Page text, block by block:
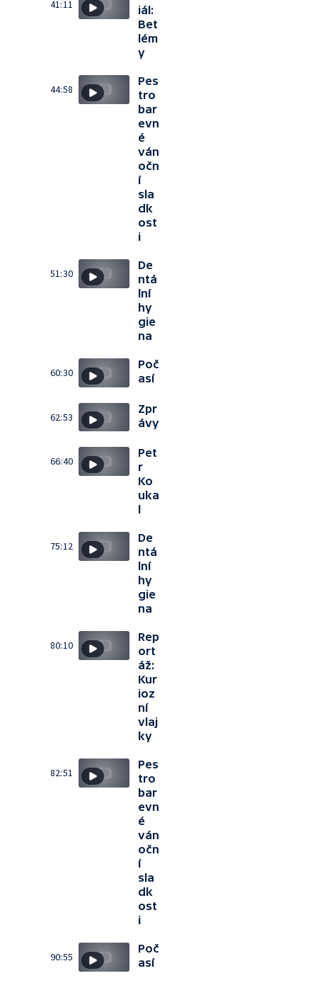
41:11
iál:
Bet
lém
y
44:58
Pes
tro
bar
evn
é
ván
očn
í
sla
dk
ost
i
51:30
De
ntá
lní
hy
gie
na
60:30
Poč
así
62:53
Zpr
ávy
66:40
Pet
r
Ko
uka
l
75:12
De
ntá
lní
hy
gie
na
80:10
Rep
ort
áž:
Kur
ioz
ní
vlaj
ky
82:51
Pes
tro
bar
evn
é
ván
očn
í
sla
dk
ost
i
90:55
Poč
así